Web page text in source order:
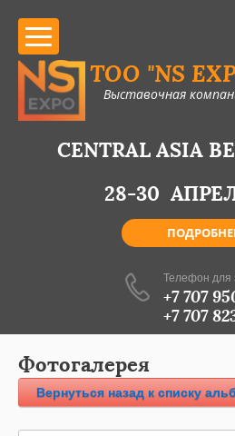
CENTRAL ASIA
28-30
CENTRAL ASIA
13-14-15
ТОО "NS
Выставочная
Телефон для
+7 707
+7 707
Фотогалерея
Вернуться назад к списку